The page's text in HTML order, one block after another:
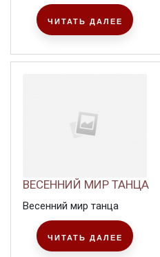
ЧИТАТЬ ДАЛЕЕ
ВЕСЕННИЙ МИР ТАНЦА
Весенний мир танца
ЧИТАТЬ ДАЛЕЕ